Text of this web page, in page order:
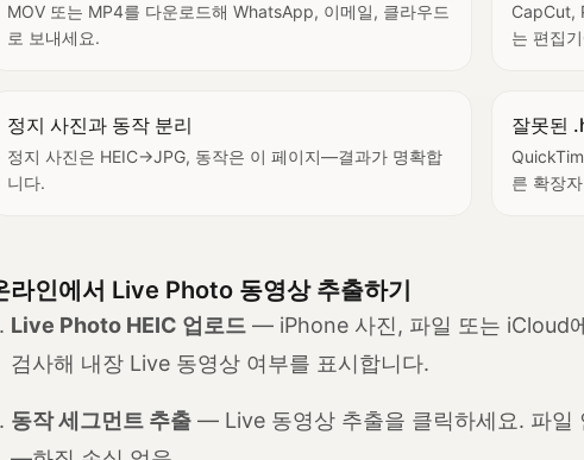
MOV 또는 MP4를 다운로드해 WhatsApp, 이메일, 클라우드
로 보내세요.
CapCut,
는 편집
정지 사진과 동작 분리
정지 사진은 HEIC→JPG, 동작은 이 페이지—결과가 명확합
니다.
잘못된
른 확장
라인에서 Live Photo 동영상 추출하기
Live Photo HEIC 업로드 — iPhone 사진, 파일 또는 iCloud
검사해 내장 Live 동영상 여부를 표시합니다.
동작 세그먼트 추출 — Live 동영상 추출을 클릭하세요. 파일